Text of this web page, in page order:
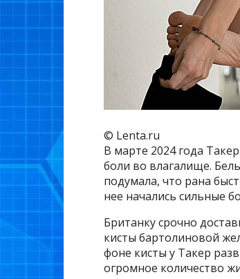
© Lenta.ru
В марте 2024 года
боли во влагалище.
подумала, что рана
нее начались сильные
Британку срочно
кисты бартолиновой
фоне кисты у Такер
огромное количество